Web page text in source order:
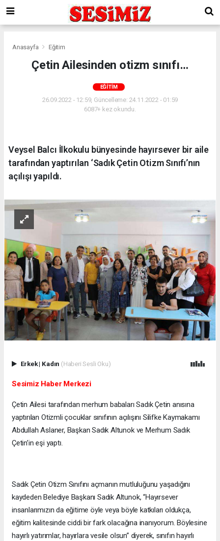
Anasayfa Eğitim
Çetin Ailesinden otizm sınıfı…
EĞITIM
26.09.2022 - 12:59, Güncelleme: 24.11.2022 - 01:59
6087+ kez okundu.
Veysel Balcı İlkokulu bünyesinde hayırsever bir aile
tarafından yaptırılan ‘Sadık Çetin Otizm Sınıfı’nın
açılışı yapıldı.
Erkek| Kadın (Haberi Sesli Oku)
Sesimiz Haber Merkezi
Çetin Ailesi tarafından merhum babaları Sadık Çetin anısına
yaptırılan Otizmli çocuklar sınıfının açılışını Silifke Kaymakamı
Abdullah Aslaner, Başkan Sadık Altunok ve Merhum Sadık
Çetin’in eşi yaptı.
Sadık Çetin Otizm Sınıfını açmanın mutluluğunu yaşadığını
kaydeden Belediye Başkanı Sadık Altunok, “Hayırsever
insanlarımızın da eğitime öyle veya böyle katkıları oldukça,
eğitim kalitesinde ciddi bir fark olacağına inanıyorum. Böylesine
hayırlı yatırımlar, hayırlara vesile olsun” diyerek, sınıfın hayırlı